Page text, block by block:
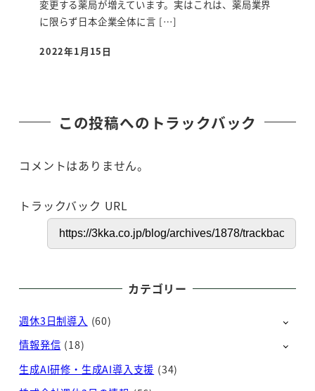
変更する薬局が増えています。実はこれは、薬局業界
に限らず日本企業全体に言 […]
投稿日
2022年1月15日
この投稿へのトラックバック
コメントはありません。
トラックバック URL
カテゴリー
週休3日制導入 (60)
情報発信 (18)
生成AI研修・生成AI導入支援 (34)